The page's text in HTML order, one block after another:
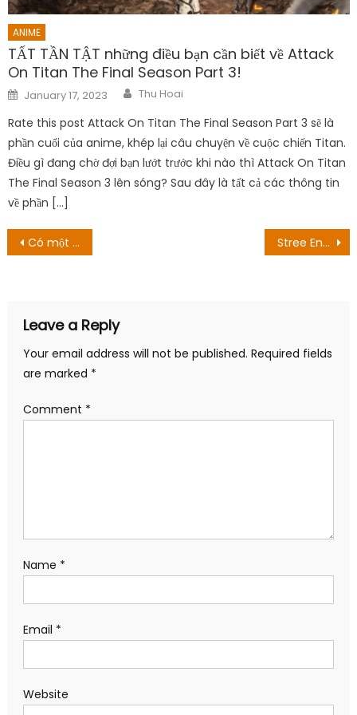
ANIME
TẤT TẦN TẬT những điều bạn cần biết về Attack
On Titan The Final Season Part 3!
Posted
on
January 17, 2023 Author
Thu Hoai
Rate this post Attack On Titan The Final Season Part 3 sẽ là
phần cuối của anime, khép lại câu chuyện về cuộc chiến Titan.
Điều gì đang chờ đợi bạn lướt trước khi nào thì Attack On Titan
The Final Season 3 lên sóng? Sau đây là tất cả các thông tin
về phần […]
Post
Có một điều nhưng Vegeta luôn giỏi hơn Son Goku Stree Ending giảng giải: Ai là người phụ nữ vô danh?
Leave a Reply
Your email address will not be published. Required fields
are marked *
Comment *
Name *
Email *
Website